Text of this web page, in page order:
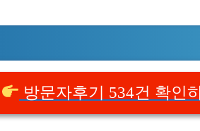
방문자후기 534건 확인